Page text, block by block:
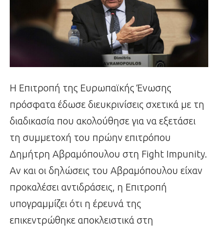
Η Επιτροπή της Ευρωπαϊκής Ένωσης
πρόσφατα έδωσε διευκρινίσεις σχετικά με τη
διαδικασία που ακολούθησε για να εξετάσει
τη συμμετοχή του πρώην επιτρόπου
Δημήτρη Αβραμόπουλου στη Fight Impunity.
Αν και οι δηλώσεις του Αβραμόπουλου είχαν
προκαλέσει αντιδράσεις, η Επιτροπή
υπογραμμίζει ότι η έρευνά της
επικεντρώθηκε αποκλειστικά στη